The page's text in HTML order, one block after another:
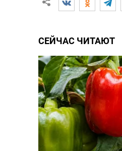
СЕЙЧАС ЧИТАЮТ